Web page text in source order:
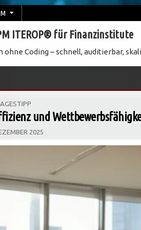
ITEROP® für Finanzinstitute
Coding – schnell, auditierbar,
und
2025